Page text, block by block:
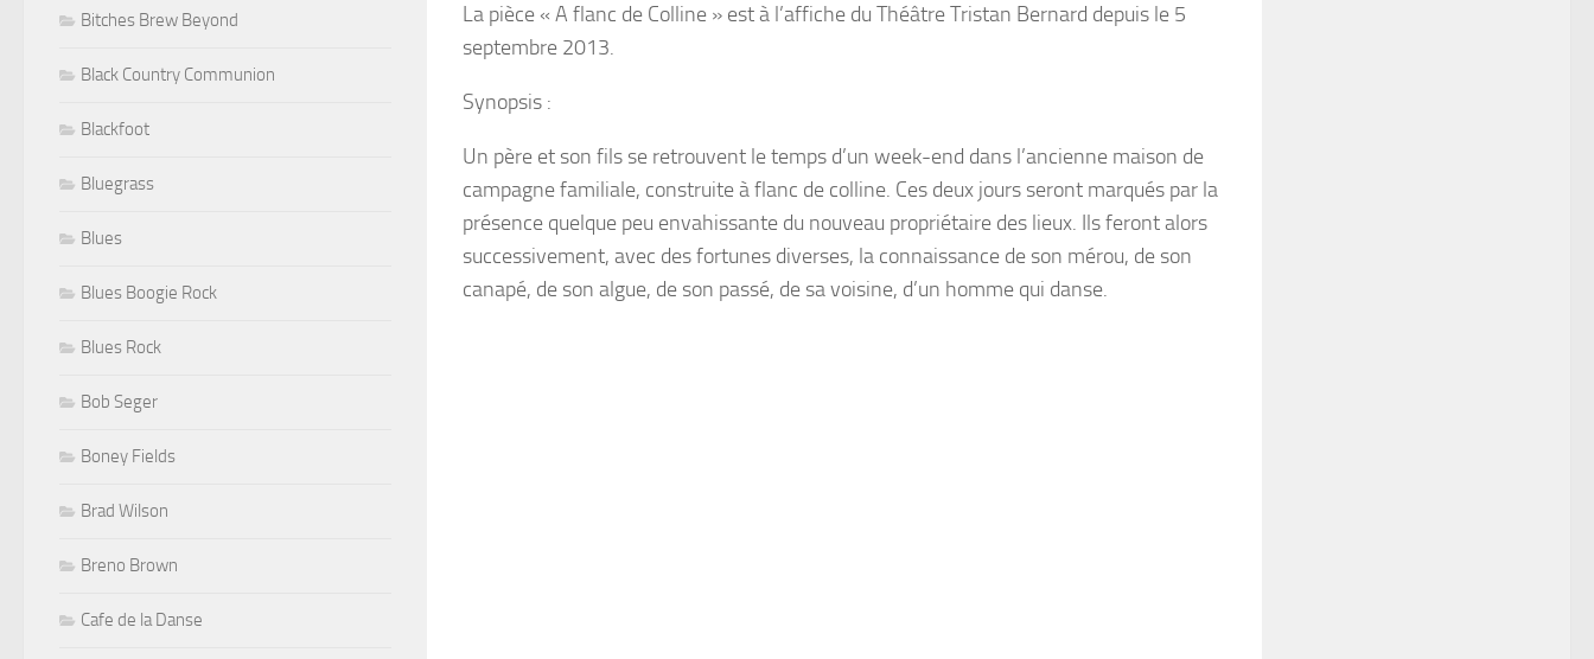
La pièce « A flanc de Colline » est à l’affiche du Théâtre Tristan Bernard depuis le 5
septembre 2013.
Synopsis :
Un père et son fils se retrouvent le temps d’un week-end dans l’ancienne maison de
campagne familiale, construite à flanc de colline. Ces deux jours seront marqués par la
présence quelque peu envahissante du nouveau propriétaire des lieux. Ils feront alors
successivement, avec des fortunes diverses, la connaissance de son mérou, de son
canapé, de son algue, de son passé, de sa voisine, d’un homme qui danse.
Bitches Brew Beyond
Black Country Communion
Blackfoot
Bluegrass
Blues
Blues Boogie Rock
Blues Rock
Bob Seger
Boney Fields
Brad Wilson
Breno Brown
Cafe de la Danse